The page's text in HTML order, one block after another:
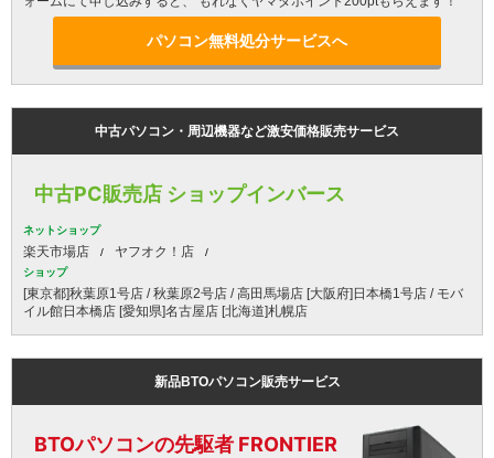
パソコン無料処分サービスへ
中古パソコン・周辺機器など激安価格販売サービス
中古PC販売店 ショップインバース
ネットショップ
楽天市場店 ヤフオク！店
ショップ
[東京都]秋葉原1号店 / 秋葉原2号店 / 高田馬場店 [大阪府]日本橋1号店 / モバ
イル館日本橋店 [愛知県]名古屋店 [北海道]札幌店
新品BTOパソコン販売サービス
BTOパソコンの先駆者 FRONTIER